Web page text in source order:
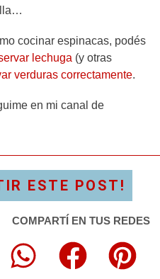
cocinar espinacas, podés
lechuga (y otras
verduras correctamente.
en mi canal de
ESTE POST!
COMPARTÍ EN TUS REDES